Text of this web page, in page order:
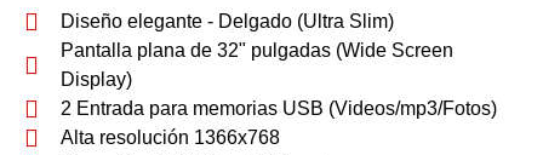
Diseño elegante - Delgado (Ultra Slim)
Pantalla plana de 32" pulgadas (Wide Screen
Display)
2 Entrada para memorias USB (Videos/mp3/Fotos)
Alta resolución 1366x768